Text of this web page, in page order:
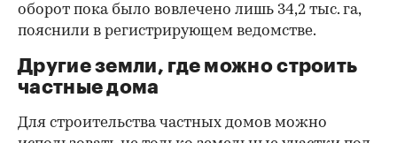
00:00 / 00:00
оборот пока было вовлечено лишь 34,2 тыс. га,
пояснили в регистрирующем ведомстве.
Другие земли, где можно строить
частные дома
Для строительства частных домов можно